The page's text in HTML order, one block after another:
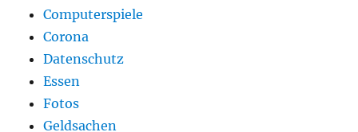
Computerspiele
Corona
Datenschutz
Essen
Fotos
Geldsachen